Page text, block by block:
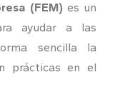
(FEM)es un
ayudar a las
sencilla la
prácticas en el